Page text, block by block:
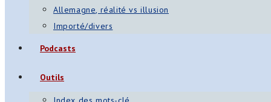
Allemagne, réalité vs illusion
Importé/divers
Podcasts
Outils